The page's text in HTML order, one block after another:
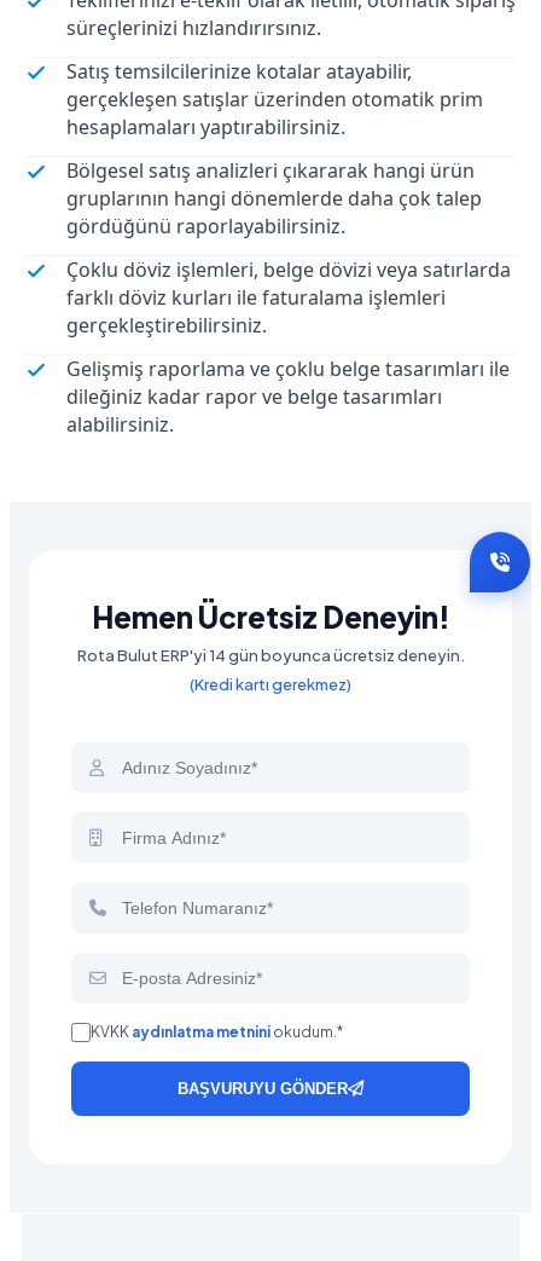
süreçlerinizi hızlandırırsınız.
Satış temsilcilerinize kotalar atayabilir,
gerçekleşen satışlar üzerinden otomatik prim
hesaplamaları yaptırabilirsiniz.
Bölgesel satış analizleri çıkararak hangi ürün
gruplarının hangi dönemlerde daha çok talep
gördüğünü raporlayabilirsiniz.
Çoklu döviz işlemleri, belge dövizi veya satırlarda
farklı döviz kurları ile faturalama işlemleri
gerçekleştirebilirsiniz.
Gelişmiş raporlama ve çoklu belge tasarımları ile
dileğiniz kadar rapor ve belge tasarımları
alabilirsiniz.
Hemen Ücretsiz Deneyin!
Rota Bulut ERP'yi 14 gün boyunca ücretsiz deneyin.
(Kredi kartı gerekmez)
KVKK aydınlatma metnini okudum.*
BAŞVURUYU GÖNDER